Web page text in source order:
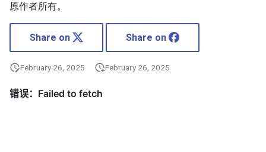
原作者所有。
Share on Share on
February 26, 2025 February 26, 2025